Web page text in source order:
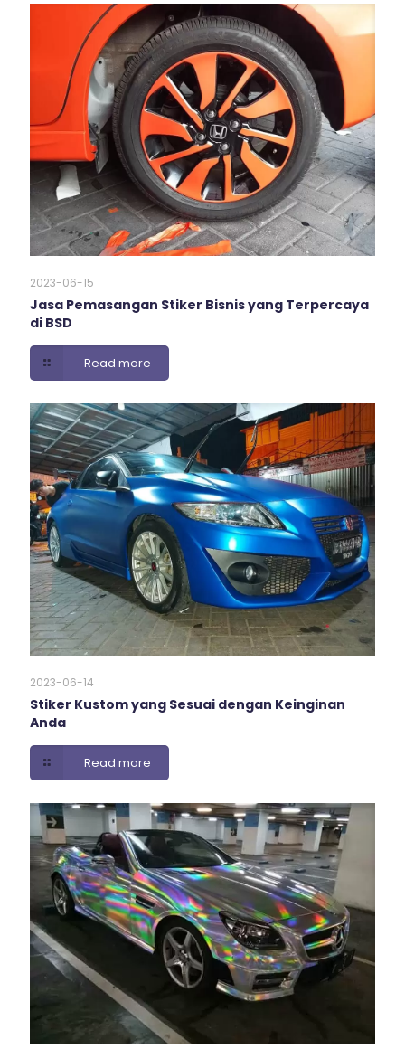
2023-06-15
Jasa Pemasangan Stiker Bisnis yang Terpercaya
di BSD
Read more
2023-06-14
Stiker Kustom yang Sesuai dengan Keinginan
Anda
Read more